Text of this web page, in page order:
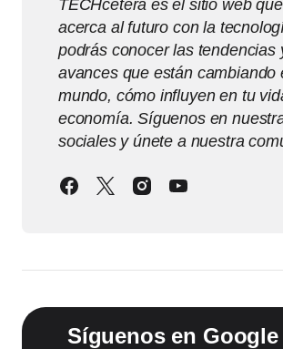
TECHcetera es el sitio web
acerca al futuro con la
podrás conocer las tendencias
avances que están cambiando
mundo, cómo influyen en tu
economía. Síguenos en
sociales y únete a nuestra
Síguenos en Google